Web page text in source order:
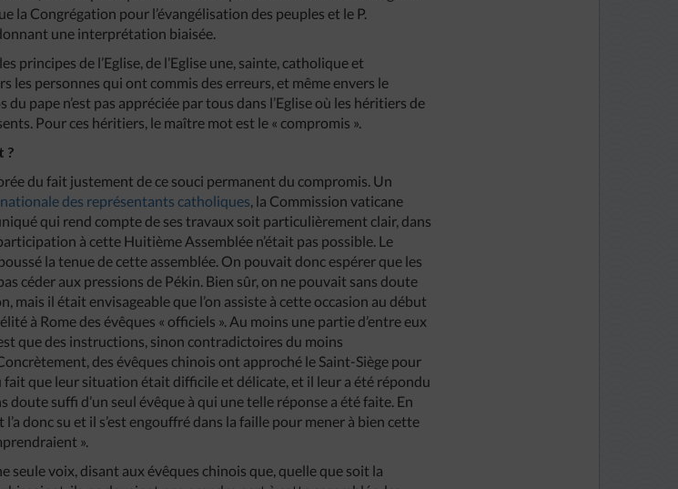
la Congrégation pour l’évangélisation des peuples et le P.
une interprétation biaisée.
principes de l’Eglise, de l’Eglise une, sainte, catholique et
les personnes qui ont commis des erreurs, et même envers le
pape n’est pas appréciée par tous dans l’Eglise où les héritiers de
Pour ces héritiers, le maître mot est le « compromis ».
?
du fait justement de ce souci permanent du compromis. Un
des représentants catholiques, la Commission vaticane
qui rend compte de ses travaux soit particulièrement clair, dans
à cette Huitième Assemblée n’était pas possible. Le
la tenue de cette assemblée. On pouvait donc espérer que les
céder aux pressions de Pékin. Bien sûr, on ne pouvait sans doute
il était envisageable que l’on assiste à cette occasion au début
à Rome des évêques « officiels ». Au moins une partie d’entre eux
que des instructions, sinon contradictoires du moins
des évêques chinois ont approché le Saint-Siège pour
fait que leur situation était difficile et délicate, et il leur a été répondu
doute suffi d’un seul évêque à qui une telle réponse a été faite. En
donc su et il s’est engouffré dans la faille pour mener à bien cette
».
seule voix, disant aux évêques chinois que, quelle que soit la